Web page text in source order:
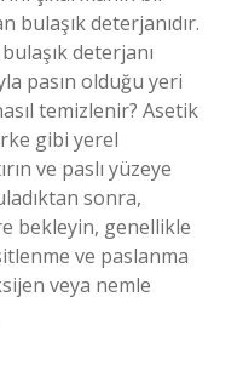
bulaşık deterjanıdır.
deterjanı
pasın olduğu yeri
temizlenir? Asetik
gibi yerel
ve paslı yüzeye
sonra,
bekleyin, genellikle
ve paslanma
veya nemle